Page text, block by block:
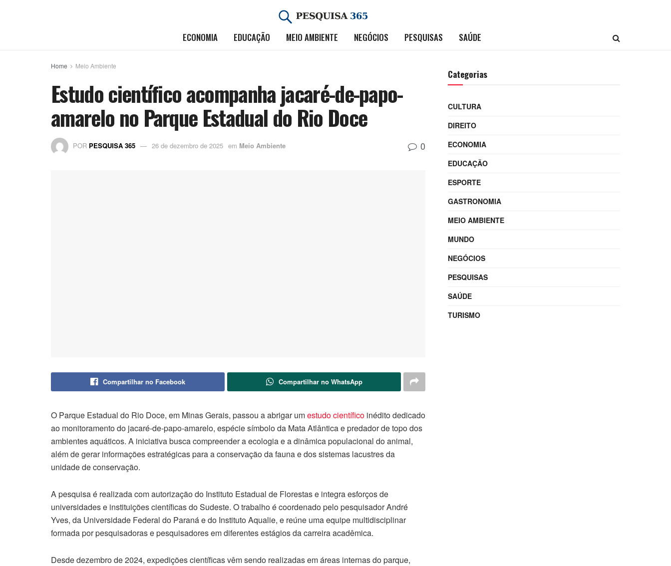
ECONOMIA EDUCAÇÃO MEIO AMBIENTE NEGÓCIOS PESQUISAS SAÚDE
Home Meio Ambiente
Estudo científico acompanha jacaré-de-papo-
amarelo no Parque Estadual do Rio Doce
POR PESQUISA 365 26 de dezembro de 2025 em Meio Ambiente 0
Compartilhar no Facebook Compartilhar no WhatsApp
O Parque Estadual do Rio Doce, em Minas Gerais, passou a abrigar umestudo científico inédito dedicado
ao monitoramento do jacaré-de-papo-amarelo, espécie símbolo da Mata Atlântica e predador de topo dos
ambientes aquáticos. A iniciativa busca compreender a ecologia e a dinâmica populacional do animal,
além de gerar informações estratégicas para a conservação da fauna e dos sistemas lacustres da
unidade de conservação.
A pesquisa é realizada com autorização do Instituto Estadual de Florestas e integra esforços de
universidades e instituições científicas do Sudeste. O trabalho é coordenado pelo pesquisador André
Yves, da Universidade Federal do Paraná e do Instituto Aqualie, e reúne uma equipe multidisciplinar
formada por pesquisadoras e pesquisadores em diferentes estágios da carreira acadêmica.
Desde dezembro de 2024, expedições científicas vêm sendo realizadas em áreas internas do parque,
Categorias
CULTURA
DIREITO
ECONOMIA
EDUCAÇÃO
ESPORTE
GASTRONOMIA
MEIO AMBIENTE
MUNDO
NEGÓCIOS
PESQUISAS
SAÚDE
TURISMO